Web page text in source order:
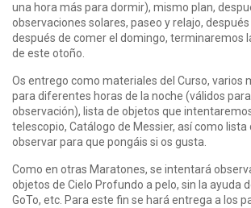
una hora más para dormir), mismo plan,
observaciones solares, paseo y relajo,
después de comer el domingo, terminaremos
de este otoño.
Os entrego como materiales del Curso, varios
para diferentes horas de la noche (válidos
observación), lista de objetos que
telescopio, Catálogo de Messier, así como lista
observar para que pongáis si os gusta.
Como en otras Maratones, se intentará
objetos de Cielo Profundo a pelo, sin la ayuda
GoTo, etc. Para este fin se hará entrega a los